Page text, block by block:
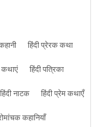
हिंदी प्रेरक कथा
कथाएं
हिंदी पत्रिका
हिंदी नाटक
हिंदी प्रेम कथाएँ
कहानियाँ